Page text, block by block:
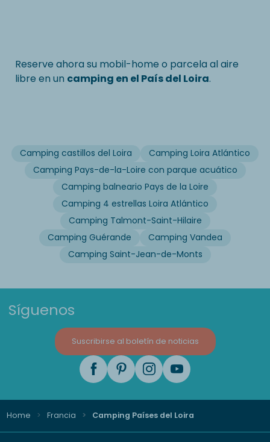
Reserve ahora su mobil-home o parcela al aire
libre en un camping en el País del Loira.
Camping castillos del Loira
Camping Loira Atlántico
Camping Pays-de-la-Loire con parque acuático
Camping balneario Pays de la Loire
Camping 4 estrellas Loira Atlántico
Camping Talmont-Saint-Hilaire
Camping Guérande
Camping Vandea
Camping Saint-Jean-de-Monts
Síguenos
Suscribirse al boletín de noticias
Home Francia Camping Países del Loira